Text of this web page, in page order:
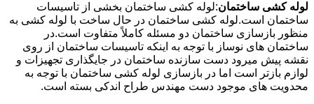
لوله کشی ساختمان:لوله کشی ساختمان بخشی از تاسیسات
ساختمان است.لوله کشی ساختمان در حال ساخت با لوله کشی به
منظور بازسازی ساختمان دو مسئله کاملاً متفاوت است.در
ساختمان های نوساز با توجه به اینکه تاسیسات ساختمان از روی
نقشه پیش میرود دست سازنده ساختمان در جایگذاری تجهیزات و
لوازم بازتر است اما در بازسازی لوله کشی ساختمان با توجه به
محدویت های موجود دست مهندس طراح اندکی بسته است.